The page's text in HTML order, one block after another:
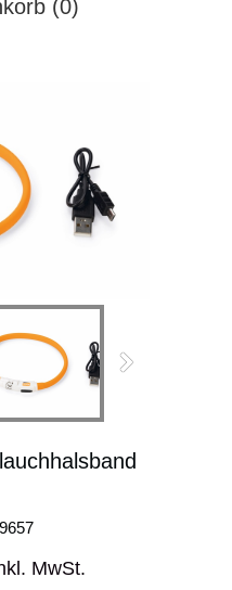
(0)
MwSt.